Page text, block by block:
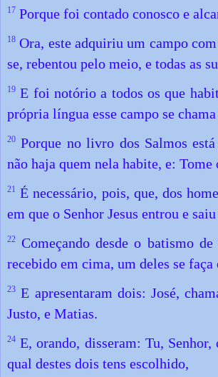
17 Porque foi contado conosco e
18 Ora, este adquiriu um campo
se, rebentou pelo meio, e todas as
19 E foi notório a todos os que
própria língua esse campo se
20 Porque no livro dos Salmos
não haja quem nela habite, e: Tome
21 É necessário, pois, que, dos
em que o Senhor Jesus entrou e
22 Começando desde o batismo
recebido em cima, um deles se
23 E apresentaram dois: José,
Justo, e Matias.
24 E, orando, disseram: Tu,
qual destes dois tens escolhido,